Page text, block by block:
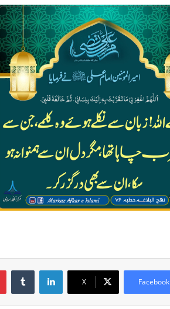
Facebook
X